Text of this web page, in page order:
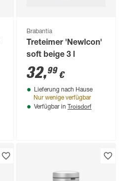
Brabantia
Treteimer 'Newlcon'
soft beige 3 l
32,99 €
Lieferung nach Hause
Nur wenige verfügbar
Verfügbar in Troisdorf